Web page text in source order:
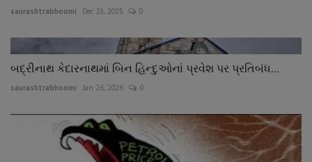
saurashtrabhoomi Dec 23, 2025 0
બદ્રીનાથ કેદારનાથમાં બિન હિન્દુઓનાં પ્રવેશ પર પ્રતિબંધ...
saurashtrabhoomi Jan 26, 2026 0